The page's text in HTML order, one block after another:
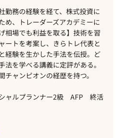
勤務の経験を経て、株式投資に
め、トレーダーズアカデミーに
相場でも利益を取る】技術を習
ートを考案し、きらトレ代表と
経験を生かした手法を伝授。ど
を学べる講義に定評がある。
ャンピオンの経歴を持つ。
ャルプランナー2級 AFP 終活